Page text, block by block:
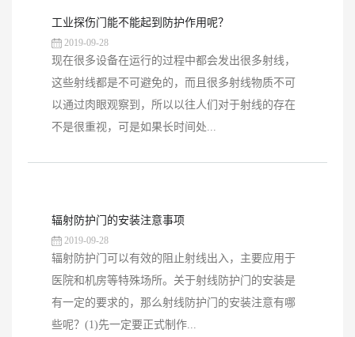
工业探伤门能不能起到防护作用呢？
2019-09-28
现在很多设备在运行的过程中都会发出很多射线，
这些射线都是不可避免的，而且很多射线物质不可
以通过肉眼观察到，所以以往人们对于射线的存在
不是很重视，可是如果长时间处...
辐射防护门的安装注意事项
2019-09-28
辐射防护门可以有效的阻止射线出入，主要应用于
医院和机房等特殊场所。关于射线防护门的安装是
有一定的要求的，那么射线防护门的安装注意有哪
些呢？(1)先一定要正式制作...